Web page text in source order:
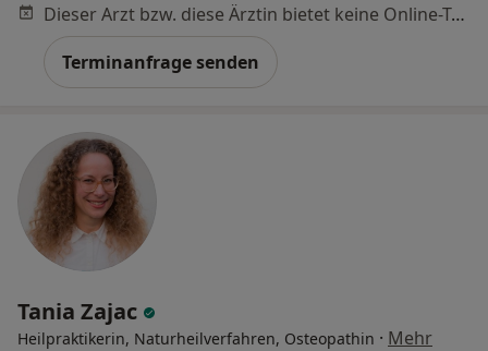
Dieser Arzt bzw. diese Ärztin bietet keine Online-Terminbuchung an diesem Standort an.
Terminanfrage senden
Tania Zajac
Heilpraktikerin, Naturheilverfahren, Osteopathin · Mehr